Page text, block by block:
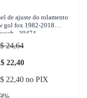
de ajuste do rolamento
gol fox 1982-2018
- 39474
24,64
22,40
22,40 no PIX